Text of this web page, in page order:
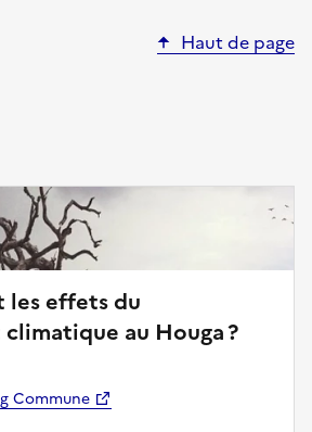
Haut de page
les effets du
au Houga ?
Commune